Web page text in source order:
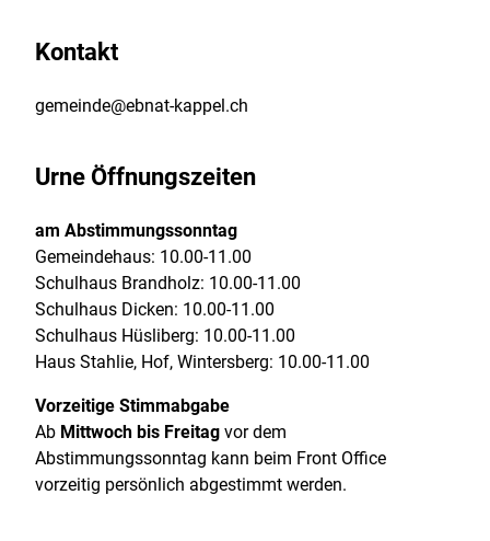
Kontakt
gemeinde@ebnat-kappel.ch
Urne Öffnungszeiten
am Abstimmungssonntag
Gemeindehaus: 10.00-11.00
Schulhaus Brandholz: 10.00-11.00
Schulhaus Dicken: 10.00-11.00
Schulhaus Hüsliberg: 10.00-11.00
Haus Stahlie, Hof, Wintersberg: 10.00-11.00
Vorzeitige Stimmabgabe
Ab Mittwoch bis Freitag vor dem
Abstimmungssonntag kann beim Front Office
vorzeitig persönlich abgestimmt werden.